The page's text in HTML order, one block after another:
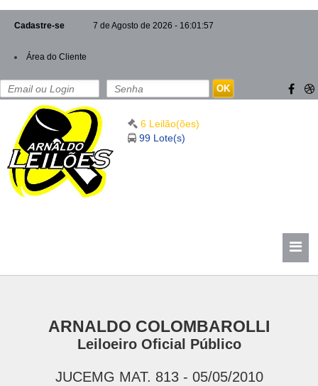
Cadastre-se 7 de Agosto de 2026 - 16:01:57
Área do Cliente
OK
6 Leilão(ões)
99 Lote(s)
ARNALDO COLOMBAROLLI
Leiloeiro Oficial Público
JUCEMG MAT. 813 - 05/05/2010